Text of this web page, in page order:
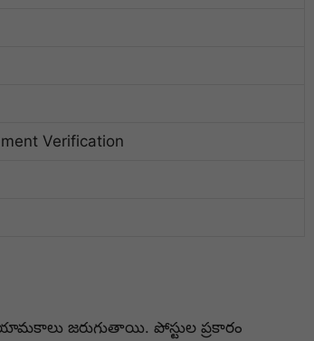
Verification
జరుగుతాయి. పోస్టుల ప్రకారం